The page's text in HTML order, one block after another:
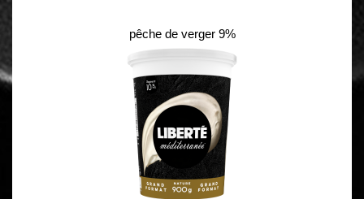
pêche de verger 9%